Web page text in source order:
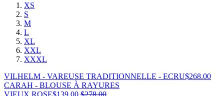
XS
S
M
L
XL
XXL
XXXL
VILHELM - VAREUSE TRADITIONNELLE - ECRU$268.00
CARAH - BLOUSE À RAYURES
VIEUX ROSE$139.00 $278.00